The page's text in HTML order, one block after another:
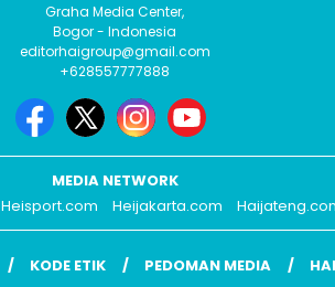
Graha Media Center,
Bogor - Indonesia
editorhaigroup@gmail.com
+628557777888
MEDIA NETWORK
Heisport.com Heijakarta.com
KODE ETIK PEDOMAN MEDIA